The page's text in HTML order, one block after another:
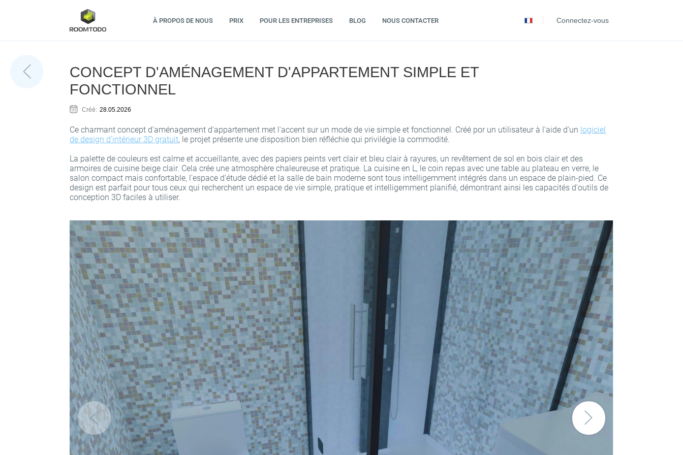
À PROPOS DE NOUS PRIX POUR LES ENTREPRISES BLOG NOUS CONTACTER
PortuguêsConnectez-vous
CONCEPT D'AMÉNAGEMENT D'APPARTEMENT SIMPLE ET
FONCTIONNEL
Créé: 28.05.2026
Ce charmant concept d'aménagement d'appartement met l'accent sur un mode de vie simple et fonctionnel. Créé por un utilisateur à l'aide d'un logiciel
de design d'intérieur 3D gratuit, le projet présente une disposition bien réfléchie qui privilégie la commodité.
La palette de couleurs est calme et accueillante, avec des papiers peints vert clair et bleu clair à rayures, un revêtement de sol en bois clair et des
armoires de cuisine beige clair. Cela crée une atmosphère chaleureuse et pratique. La cuisine en L, le coin repas avec une table au plateau en verre, le
salon compact mais confortable, l'espace d'étude dédié et la salle de bain moderne sont tous intelligemment intégrés dans un espace de plain-pied. Ce
design est parfait pour tous ceux qui recherchent un espace de vie simple, pratique et intelligemment planifié, démontrant ainsi les capacités d'outils de
conception 3D faciles à utiliser.